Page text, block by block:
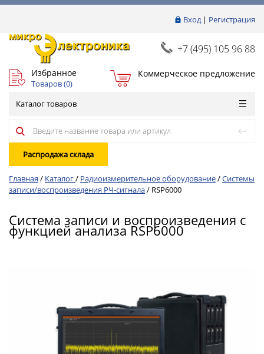
Вход| Регистрация
+7 (495) 105 96 88
Избранное
Товаров (0)
Коммерческое предложение
Каталог товаров
Распродажа склада
Главная / Каталог/ Радиоизмерительное оборудование/Системы
записи/воспроизведения РЧ-сигнала/ RSP6000
Система записи и воспроизведения с
функцией анализа RSP6000